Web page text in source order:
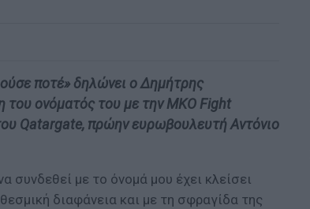
ποτέ» δηλώνει ο Δημήτρης
του ονόματός του με την ΜΚΟ Fight
Qatargate, πρώην ευρωβουλευτή Αντόνιο
συνδεθεί με το όνομά μου έχει κλείσει
διαφάνεια και με τη σφραγίδα της